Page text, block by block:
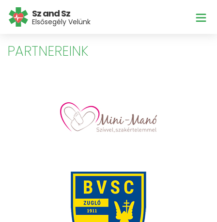
Sz and Sz
Elsősegély Velünk
PARTNEREINK